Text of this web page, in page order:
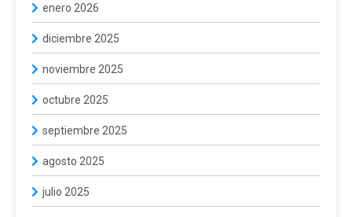
enero 2026
diciembre 2025
noviembre 2025
octubre 2025
septiembre 2025
agosto 2025
julio 2025